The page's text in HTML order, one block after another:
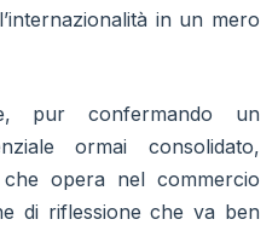
in un mero
pur confermando un
ormai consolidato,
opera nel commercio
di riflessione che va ben